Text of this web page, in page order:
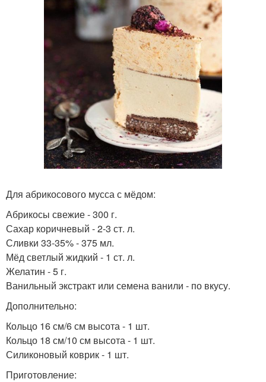
Для абрикосового мусса с мёдом:
Абрикосы свежие - 300 г.
Сахар коричневый - 2-3 ст. л.
Сливки 33-35% - 375 мл.
Мёд светлый жидкий - 1 ст. л.
Желатин - 5 г.
Ванильный экстракт или семена ванили - по вкусу.
Дополнительно:
Кольцо 16 см/6 см высота - 1 шт.
Кольцо 18 см/10 см высота - 1 шт.
Силиконовый коврик - 1 шт.
Приготовление: